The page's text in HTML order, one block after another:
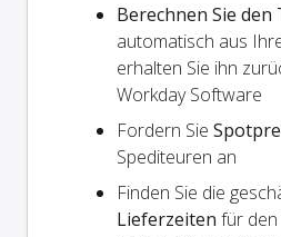
Berechnen Sie
automatisch aus
erhalten Sie ihn
Workday Software
Fordern Sie
Spediteuren an
Finden Sie die
Lieferzeiten für